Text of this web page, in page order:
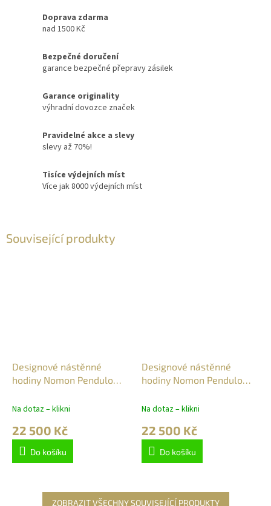
Doprava zdarma
nad 1500 Kč
Bezpečné doručení
garance bezpečné přepravy zásilek
Garance originality
výhradní dovozce značek
Pravidelné akce a slevy
slevy až 70%!
Tisíce výdejních míst
Více jak 8000 výdejních míst
Související produkty
Designové nástěnné
hodiny Nomon Pendulo
Na dotaz – klikni
22 500 Kč
Do košíku
Designové nástěnné
hodiny Nomon Pendulo
Na dotaz – klikni
22 500 Kč
Do košíku
ZOBRAZIT VŠECHNY SOUVISEJÍCÍ PRODUKTY